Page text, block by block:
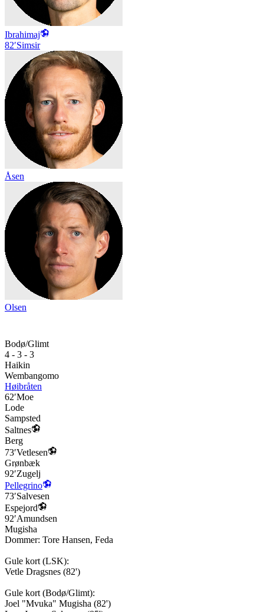
Ibrahimaj
82′Simsir
Åsen
Olsen
Bodø/Glimt
4 - 3 - 3
Haikin
Wembangomo
Høibråten
62′Moe
Lode
Sampsted
Saltnes
Berg
73′Vetlesen
Grønbæk
92′Zugelj
Pellegrino
73′Salvesen
Espejord
92′Amundsen
Mugisha
Dommer: Tore Hansen, Feda
Gule kort (LSK):
Vetle Dragsnes (82')
Gule kort (Bodø/Glimt):
Joel "Mvuka" Mugisha (82')